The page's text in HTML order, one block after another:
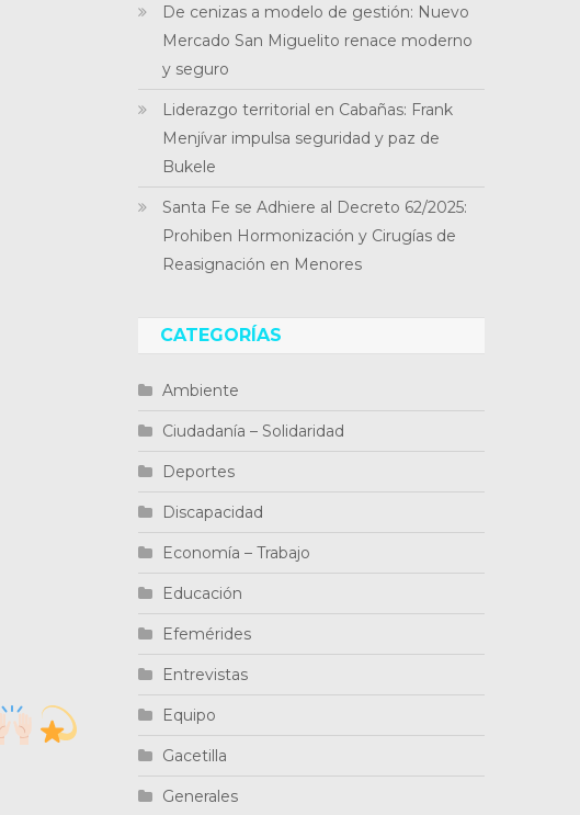
De cenizas a modelo de gestión: Nuevo
Mercado San Miguelito renace moderno
y seguro
Liderazgo territorial en Cabañas: Frank
Menjívar impulsa seguridad y paz de
Bukele
Santa Fe se Adhiere al Decreto 62/2025:
Prohiben Hormonización y Cirugías de
Reasignación en Menores
CATEGORÍAS
Ambiente
Ciudadanía – Solidaridad
Deportes
Discapacidad
Economía – Trabajo
Educación
Efemérides
Entrevistas
Equipo
Gacetilla
Generales